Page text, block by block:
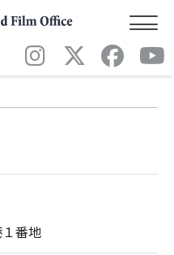
戸 神戸空港店
番地